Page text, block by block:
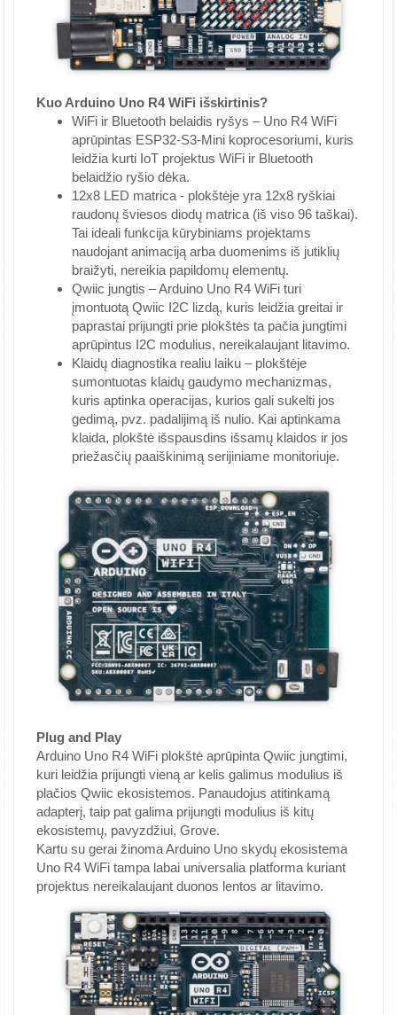
Kuo Arduino Uno R4 WiFi išskirtinis?
WiFi ir Bluetooth belaidis ryšys – Uno R4 WiFi
aprūpintas ESP32-S3-Mini koprocesoriumi, kuris
leidžia kurti IoT projektus WiFi ir Bluetooth
belaidžio ryšio dėka.
12x8 LED matrica - plokštėje yra 12x8 ryškiai
raudonų šviesos diodų matrica (iš viso 96 taškai).
Tai ideali funkcija kūrybiniams projektams
naudojant animaciją arba duomenims iš jutiklių
braižyti, nereikia papildomų elementų.
Qwiic jungtis – Arduino Uno R4 WiFi turi
įmontuotą Qwiic I2C lizdą, kuris leidžia greitai ir
paprastai prijungti prie plokštės ta pačia jungtimi
aprūpintus I2C modulius, nereikalaujant litavimo.
Klaidų diagnostika realiu laiku – plokštėje
sumontuotas klaidų gaudymo mechanizmas,
kuris aptinka operacijas, kurios gali sukelti jos
gedimą, pvz. padalijimą iš nulio. Kai aptinkama
klaida, plokštė išspausdins išsamų klaidos ir jos
priežasčių paaiškinimą serijiniame monitoriuje.
Plug and Play
Arduino Uno R4 WiFi plokštė aprūpinta Qwiic jungtimi,
kuri leidžia prijungti vieną ar kelis galimus modulius iš
plačios Qwiic ekosistemos. Panaudojus atitinkamą
adapterį, taip pat galima prijungti modulius iš kitų
ekosistemų, pavyzdžiui, Grove.
Kartu su gerai žinoma Arduino Uno skydų ekosistema
Uno R4 WiFi tampa labai universalia platforma kuriant
projektus nereikalaujant duonos lentos ar litavimo.